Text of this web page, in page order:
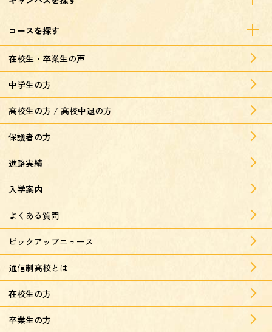
コースを探す
在校生・卒業生の声
中学生の方
高校生の方 / 高校中退の方
保護者の方
進路実績
入学案内
よくある質問
ピックアップニュース
通信制高校とは
在校生の方
卒業生の方